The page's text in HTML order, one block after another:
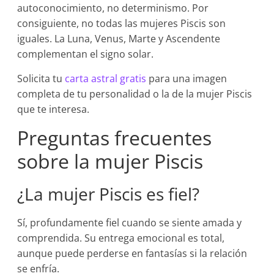
autoconocimiento, no determinismo. Por
consiguiente, no todas las mujeres Piscis son
iguales. La Luna, Venus, Marte y Ascendente
complementan el signo solar.
Solicita tu carta astral gratis para una imagen
completa de tu personalidad o la de la mujer Piscis
que te interesa.
Preguntas frecuentes
sobre la mujer Piscis
¿La mujer Piscis es fiel?
Sí, profundamente fiel cuando se siente amada y
comprendida. Su entrega emocional es total,
aunque puede perderse en fantasías si la relación
se enfría.